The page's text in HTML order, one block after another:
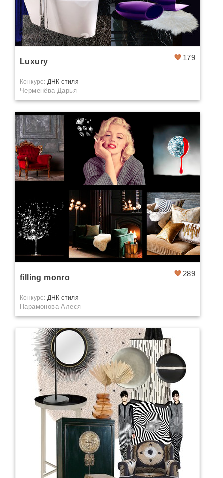
179
Luxury
Конкурс: ДНК стиля
Черменёва Дарья
289
filling monro
Конкурс: ДНК стиля
Парамонова Алеся